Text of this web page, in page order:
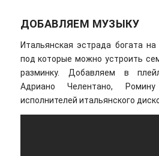
ДОБАВЛЯЕМ МУЗЫКУ
Итальянская эстрада богата
под которые можно устроить
разминку. Добавляем в
Адриано Челентано,
исполнителей итальянского